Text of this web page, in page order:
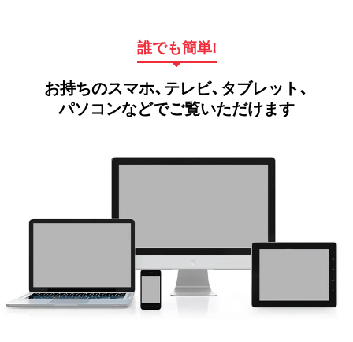
誰でも簡単!
お持ちのスマホ、テレビ、タブレット、
パソコンなどでご覧いただけます